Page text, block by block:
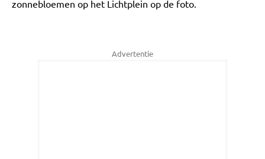
zonnebloemen op het Lichtplein op de foto.
Advertentie